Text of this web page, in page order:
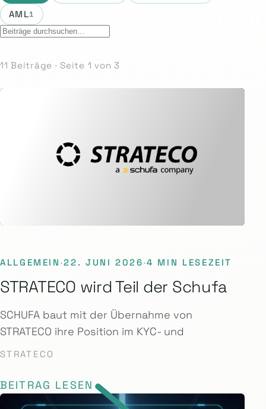
AML1
11 Beiträge · Seite 1 von 3
ALLGEMEIN ·22. JUNI 2026·4 MIN LESEZEIT
STRATECO wird Teil der Schufa
SCHUFA baut mit der Übernahme von
STRATECO ihre Position im KYC- und
STRATECO
BEITRAG LESEN